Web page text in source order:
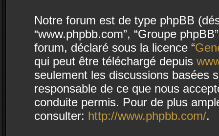
Notre forum est de type phpBB
“www.phpbb.com”, “Groupe
forum, déclaré sous la licence “
qui peut être téléchargé depuis
seulement les discussions basées
responsable de ce que nous
conduite permis. Pour de plus
consulter: http://www.phpbb.com/.